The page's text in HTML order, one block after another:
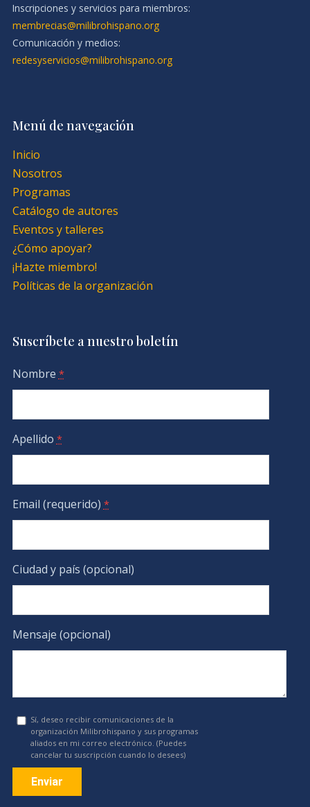
Inscripciones y servicios para miembros:
membrecias@milibrohispano.org
Comunicación y medios:
redesyservicios@milibrohispano.org
Menú de navegación
Inicio
Nosotros
Programas
Catálogo de autores
Eventos y talleres
¿Cómo apoyar?
¡Hazte miembro!
Políticas de la organización
Suscríbete a nuestro boletín
Nombre *
Apellido *
Email (requerido) *
Ciudad y país (opcional)
Mensaje (opcional)
Sí, deseo recibir comunicaciones de la
organización Milibrohispano y sus programas
aliados en mi correo electrónico. (Puedes
cancelar tu suscripción cuando lo desees)